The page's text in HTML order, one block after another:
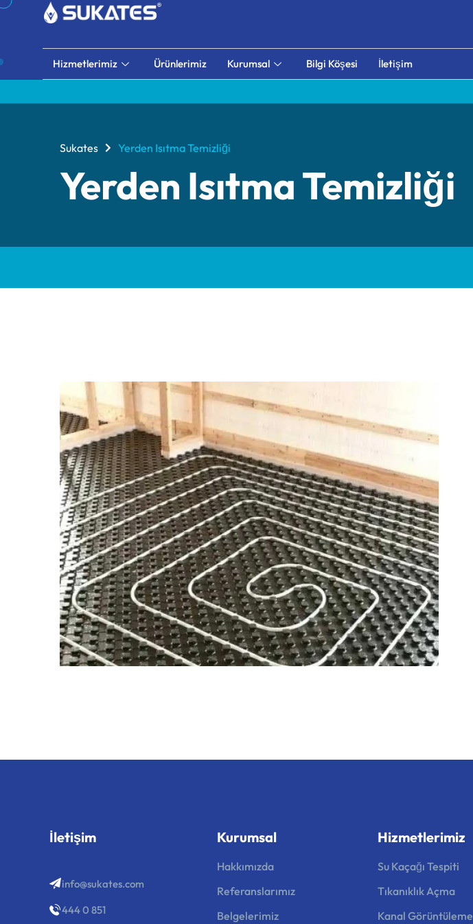
Hizmetlerimiz Ürünlerimiz Kurumsal Bilgi Köşesi İletişim
Sukates Yerden Isıtma Temizliği
Yerden Isıtma Temizliği
İletişim
info@sukates.com
444 0 851
Kurumsal
Hakkımızda
Referanslarımız
Belgelerimiz
Hizmetlerimiz
Su Kaçağı Tespiti
Tıkanıklık Açma
Kanal Görüntüleme